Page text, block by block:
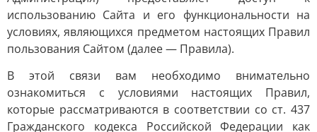
использованию Сайта и его функциональности на
условиях, являющихся предметом настоящих Правил
пользования Сайтом (далее — Правила).
В этой связи вам необходимо внимательно
ознакомиться с условиями настоящих Правил,
которые рассматриваются в соответствии со ст. 437
Гражданского кодекса Российской Федерации как